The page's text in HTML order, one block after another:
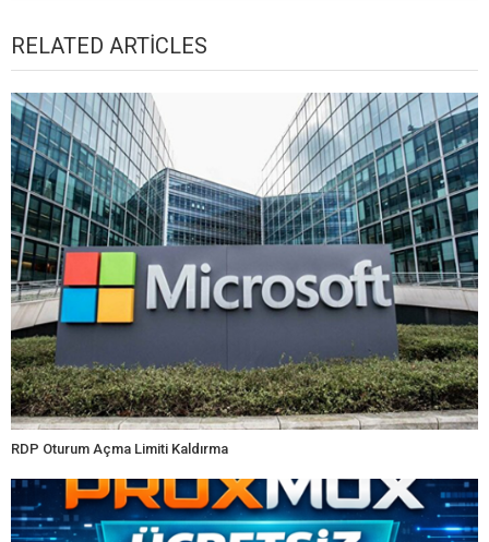
RELATED ARTICLES
RDP Oturum Açma Limiti Kaldırma